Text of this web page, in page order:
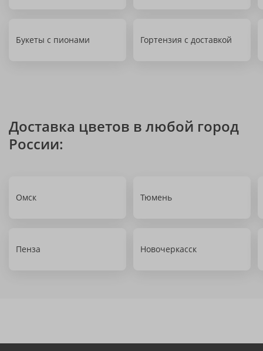
Букеты с пионами Гортензия с доставкой
Доставка цветов в любой город
России:
Омск Тюмень
Пенза Новочеркасск